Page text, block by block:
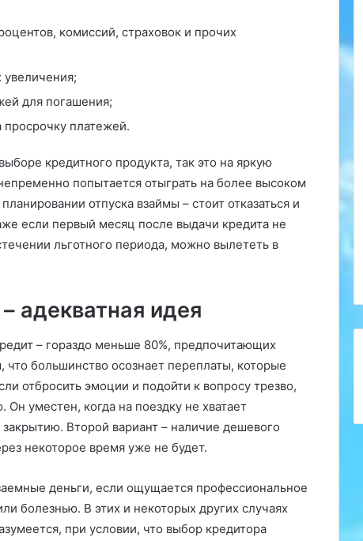
комиссий, страховок и прочих
для погашения;
просрочку платежей.
кредитного продукта, так это на яркую
попытается отыграть на более высоком
отпуска взаймы – стоит отказаться и
если первый месяц после выдачи кредита не
льготного периода, можно вылететь в
адекватная идея
– гораздо меньше 80%, предпочитающих
что большинство осознает переплаты, которые
отбросить эмоции и подойти к вопросу трезво,
Он уместен, когда на поездку не хватает
Второй вариант – наличие дешевого
некоторое время уже не будет.
деньги, если ощущается профессиональное
болезнью. В этих и некоторых других случаях
при условии, что выбор кредитора